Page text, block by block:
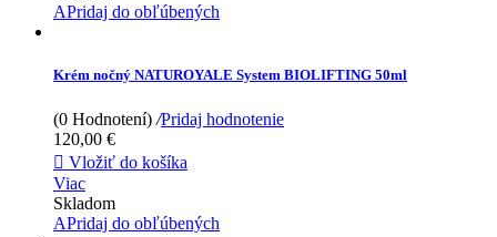
APridaj do obľúbených
Krém nočný NATUROYALE System BIOLIFTING 50ml
(0 Hodnotení) /Pridaj hodnotenie
120,00 €
 Vložiť do košíka
Viac
Skladom
APridaj do obľúbených